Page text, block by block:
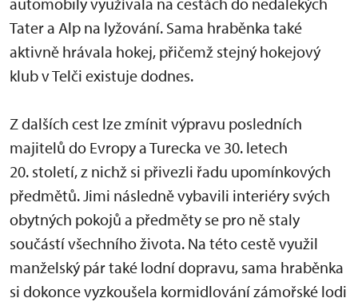
Tater a Alp na lyžování. Sama hraběnka také
aktivně hrávala hokej, přičemž stejný hokejový
klub v Telči existuje dodnes.
Z dalších cest lze zmínit výpravu posledních
majitelů do Evropy a Turecka ve 30. letech
20. století, z nichž si přivezli řadu upomínkových
předmětů. Jimi následně vybavili interiéry svých
obytných pokojů a předměty se pro ně staly
součástí všechního života. Na této cestě využil
manželský pár také lodní dopravu, sama hraběnka
si dokonce vyzkoušela kormidlování zámořské lodi